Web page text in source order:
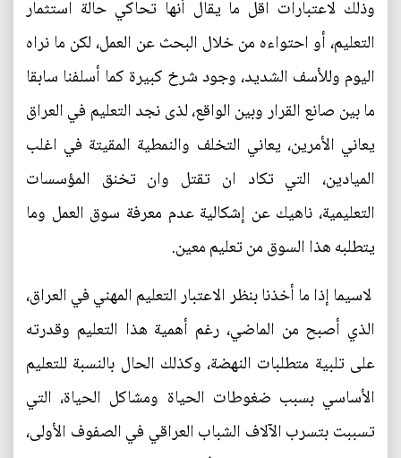
وذلك لاعتبارات اقل ما يقال أنها تحاكي حالة استثمار
التعليم، أو احتواءه من خلال البحث عن العمل، لكن ما نراه
اليوم وللأسف الشديد، وجود شرخ كبيرة كما أسلفنا سابقا
ما بين صانع القرار وبين الواقع، لذى نجد التعليم في العراق
يعاني الأمرين، يعاني التخلف والنمطية المقيتة في اغلب
الميادين، التي تكاد ان تقتل وان تخنق المؤسسات
التعليمية، ناهيك عن إشكالية عدم معرفة سوق العمل وما
يتطلبه هذا السوق من تعليم معين.
لاسيما إذا ما أخذنا بنظر الاعتبار التعليم المهني في العراق،
الذي أصبح من الماضي، رغم أهمية هذا التعليم وقدرته
على تلبية متطلبات النهضة، وكذلك الحال بالنسبة للتعليم
الأساسي بسبب ضغوطات الحياة ومشاكل الحياة، التي
تسببت بتسرب الآلاف الشباب العراقي في الصفوف الأولى،